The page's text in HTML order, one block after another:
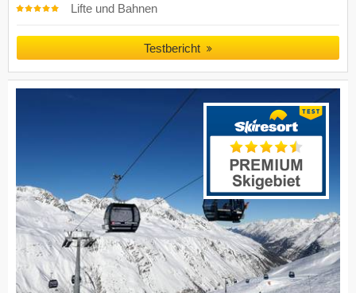
Lifte und Bahnen
Testbericht